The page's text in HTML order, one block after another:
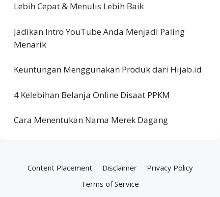
Lebih Cepat & Menulis Lebih Baik
Jadikan Intro YouTube Anda Menjadi Paling
Menarik
Keuntungan Menggunakan Produk dari Hijab.id
4 Kelebihan Belanja Online Disaat PPKM
Cara Menentukan Nama Merek Dagang
Content Placement Disclaimer
Privacy Policy
Terms of Service